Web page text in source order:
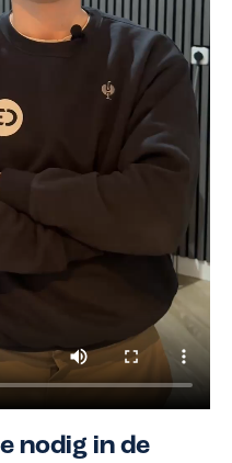
nodig in de